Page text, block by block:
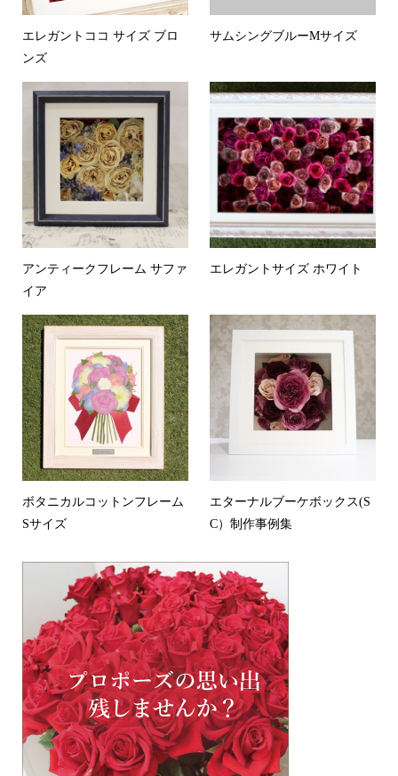
エレガントココ サイズ ブロ
ンズ
サムシングブルーMサイズ
アンティークフレーム サファ
イア
エレガントサイズ ホワイト
ボタニカルコットンフレーム
Sサイズ
エターナルブーケボックス(S
C）制作事例集